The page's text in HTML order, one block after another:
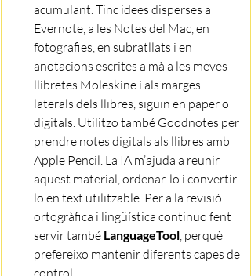
acumulant. Tinc idees disperses a
Evernote, a les Notes del Mac, en
fotografies, en subratllats i en
anotacions escrites a mà a les meves
llibretes Moleskine i als marges
laterals dels llibres, siguin en paper o
digitals. Utilitzo també Goodnotes per
prendre notes digitals als llibres amb
Apple Pencil. La IA m’ajuda a reunir
aquest material, ordenar-lo i convertir-
lo en text utilitzable. Per a la revisió
ortogràfica i lingüística continuo fent
servir també LanguageTool , perquè
prefereixo mantenir diferents capes de
control.